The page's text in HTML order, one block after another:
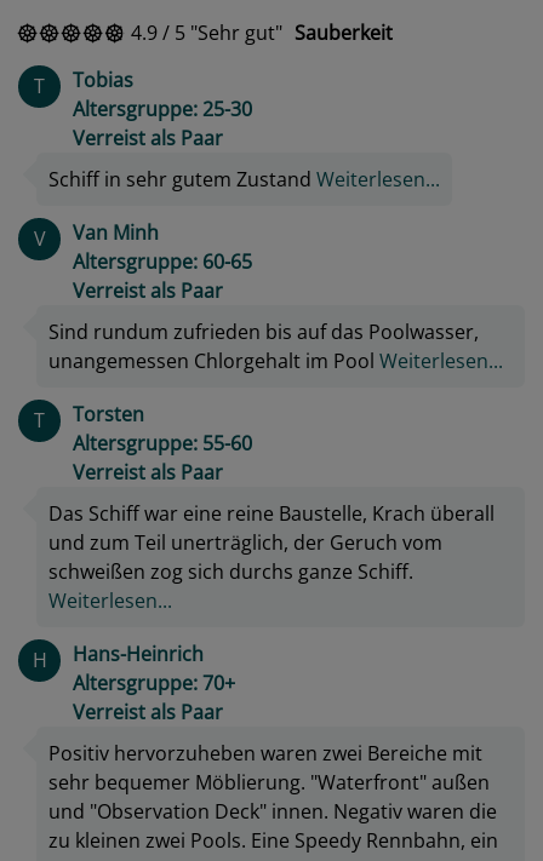
4.9/ 5 Sehr gut
Sauberkeit
T
Tobias
Altersgruppe: 25-30
Verreist als Paar
Schiff in sehr gutem Zustand Weiterlesen...
V
Van Minh
Altersgruppe: 60-65
Verreist als Paar
Sind rundum zufrieden bis auf das Poolwasser,
unangemessen Chlorgehalt im Pool Weiterlesen...
T
Torsten
Altersgruppe: 55-60
Verreist als Paar
Das Schiff war eine reine Baustelle, Krach überall
und zum Teil unerträglich, der Geruch vom
schweißen zog sich durchs ganze Schiff.
Weiterlesen...
H
Hans-Heinrich
Altersgruppe: 70+
Verreist als Paar
Positiv hervorzuheben waren zwei Bereiche mit
sehr bequemer Möblierung. "Waterfront" außen
und "Observation Deck" innen. Negativ waren die
zu kleinen zwei Pools. Eine Speedy Rennbahn, ein